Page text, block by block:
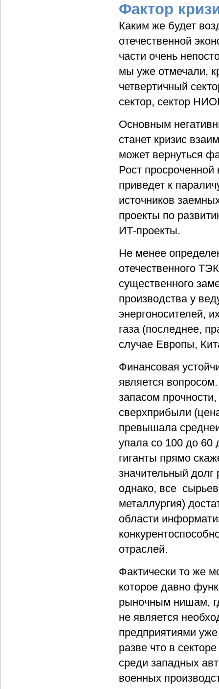
Фактор
Каким же будет
отечественной
части очень
мы уже отмечали,
четвертичный
сектор, сектор
Основным
станет кризис
может вернуться
Рост просроченной
приведет к
источников
проекты по
ИТ-проекты.
Не менее
отечественного
существенного
производства у
энергоносителей,
газа (последнее,
случае Европы,
Финансовая
является
запасом
сверхприбыли
превышала
упала со 100 до
гиганты прямо
значительный долг
однако, все
металлургия)
области
отраслей.
Фактически то же
которое давно
рыночным нишам,
не является
предприятиями
разве что в
среди западных
военных